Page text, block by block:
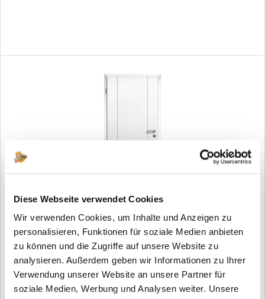
Diese Webseite verwendet Cookies
Wir verwenden Cookies, um Inhalte und Anzeigen zu
personalisieren, Funktionen für soziale Medien anbieten
zu können und die Zugriffe auf unsere Website zu
analysieren. Außerdem geben wir Informationen zu Ihrer
Verwendung unserer Website an unsere Partner für
soziale Medien, Werbung und Analysen weiter. Unsere
Design Innentür Style 13 Weißlack V-Fuge
ab 209,00 €*